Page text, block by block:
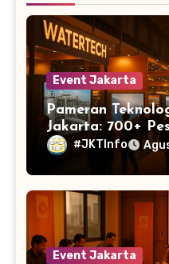
Event Jakarta
Pameran
Jakarta: 700+
#JKTInfo
Event Jakarta